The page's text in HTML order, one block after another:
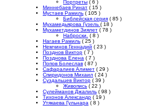
Портреты ( 6 )
Миннебаев Ринат ( 15 )
Мустаев Рамиль ( 105 )
Библейская серия ( 85 )
Мухамедьярова Гузель ( 18 )
Мухаметдинов Зиялет ( 78 )
Наброски. ( 8 )
Нагаев Рамиль ( 25 )
Немчинов Геннадий ( 23 )
Позднов Виктор ( 7 )
Позднова Елена ( 7 )
Попов Болеслав ( 87 )
Сафаралиев Алимет ( 29 )
Спиридонов Михаил ( 24 )
Суздальцев Виктор ( 39 )
Живопись ( 22 )
Сулейманов Джалиль ( 98 )
Тихонов Александр ( 19 )
Утякаева Гульнара ( 8 )